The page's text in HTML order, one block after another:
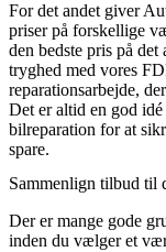
For det andet giver
priser på forskellige
den bedste pris på
tryghed med vores
reparationsarbejde,
Det er altid en god
bilreparation for at
spare.
Sammenlign tilbud til
Der er mange gode
inden du vælger et